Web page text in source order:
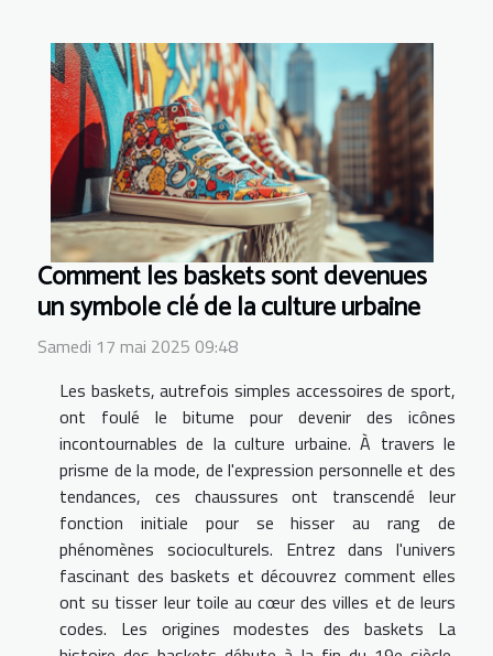
Comment les baskets sont devenues
un symbole clé de la culture urbaine
Samedi 17 mai 2025 09:48
Les baskets, autrefois simples accessoires de sport,
ont foulé le bitume pour devenir des icônes
incontournables de la culture urbaine. À travers le
prisme de la mode, de l'expression personnelle et des
tendances, ces chaussures ont transcendé leur
fonction initiale pour se hisser au rang de
phénomènes socioculturels. Entrez dans l'univers
fascinant des baskets et découvrez comment elles
ont su tisser leur toile au cœur des villes et de leurs
codes. Les origines modestes des baskets La